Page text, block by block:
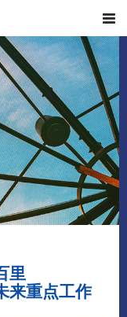
里
来重点工作